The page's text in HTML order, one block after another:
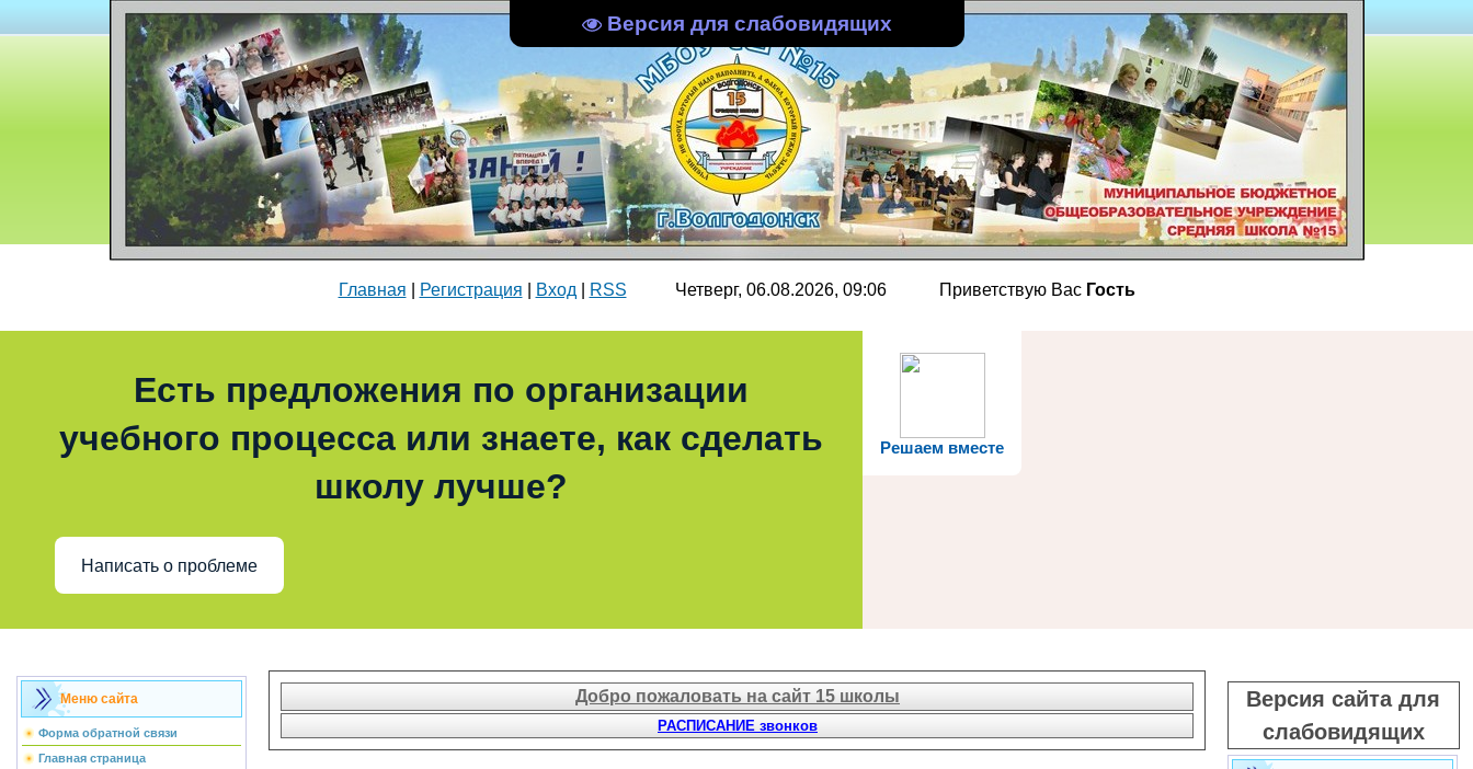
Версия для слабовидящих
Главная Регистрация Вход RSS Четверг, 06.08.2026, 09:06 Приветствую Вас Гость
Решаем вместе
Есть предложения по организации
учебного процесса или знаете, как сделать
школу лучше?
Написать о проблеме
Меню сайта
Форма обратной связи
Главная страница
Добро пожаловать на сайт 15 школы
РАСПИСАНИЕ звонков
Версия сайта для
слабовидящих